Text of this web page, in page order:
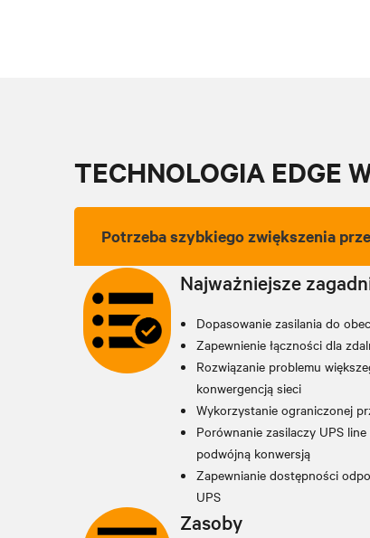
TECHNOLOGIA EDGE
Potrzeba szybkiego zwiększenia
Najważniejsze
Dopasowanie zasilania do
Zapewnienie łączności dla
Rozwiązanie problemu
konwergencją sieci
Wykorzystanie ograniczonej
Porównanie zasilaczy UPS
podwójną konwersją
Zapewnianie dostępności
UPS
Zasoby